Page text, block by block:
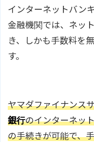
インターネットバン
金融機関では、ネッ
き、しかも手数料を
す。
ヤマダファイナンス
銀行のインターネッ
の手続きが可能で、